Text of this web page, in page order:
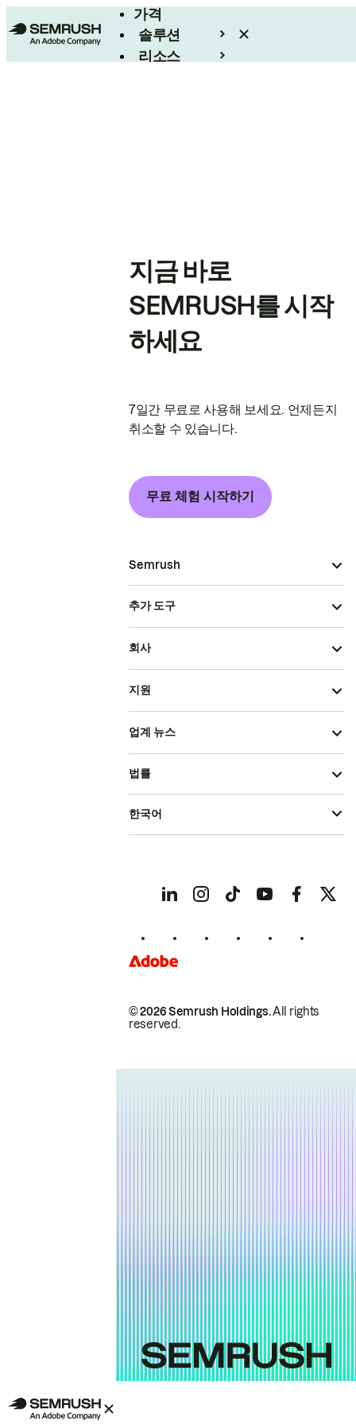
가격
솔루션
리소스
지금 바로
SEMRUSH를 시작
하세요
7일간 무료로 사용해 보세요. 언제든지
취소할 수 있습니다.
무료 체험 시작하기
Semrush
추가 도구
회사
지원
업계 뉴스
© 2026 Semrush Holdings.All rights
reserved.
법률
한국어